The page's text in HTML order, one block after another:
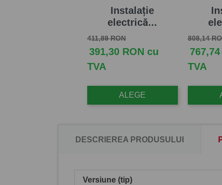
Instalație
electrică...
Pret de baza
411,89 RONPret
391,30 RON cu
TVA
ALEGE
Pret de
808,14
TVA
DESCRIEREA PRODUSULUI
Versiune (tip)